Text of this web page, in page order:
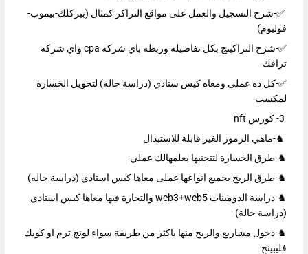
✅-شرح التسجيل والعمل على مواقع التراكر كمثال (بيركلك-بيموب-
فوليوم)
✅-شرح التراكينج بكل تفاصيله وربطه باي شركة cpa واي شركة
ترافك
✅-كل ده عملى ومعاه كيس ستادي (دراسة حاله) لتحويل الخساره
لمكسب
♞-ماهي الرموز الغير قابلة للاستبدال
♞-طرق الخسارة لتتجنبها بعلمهالك عملي
♞-طرق الربح بجميع انواعها عملى معاها كيس استادي (دراسة حاله)
♞-دراسة الدومينات web3+web5 والتجارة فيها معاها كيس استادي
(دراسة حالة)
♞-دخول مشاريع والربح منها باكثر من طريقة سواء لونج ترم او كويك
فليبينج